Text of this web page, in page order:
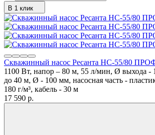
В 1 клик
Скважинный насос Ресанта НС-55/80
1100 Вт, напор – 80 м, 55 л/мин, Ø выхода -
до 40 м, Ø - 100 мм, насосная часть -
180 г/м³, кабель - 30 м
17 590 p.